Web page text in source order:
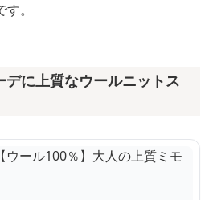
。
に上質なウールニットス